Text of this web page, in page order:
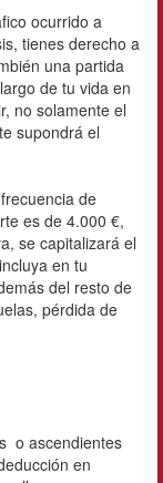
ocurrido a
tienes derecho a
una partida
de tu vida en
no solamente el
supondrá el
de
es de 4.000 €,
se capitalizará el
en tu
del resto de
pérdida de
o ascendientes
en